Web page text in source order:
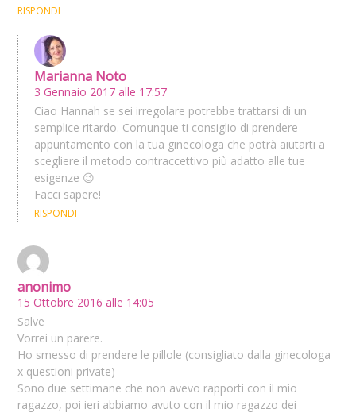
RISPONDI
Marianna Noto
3 Gennaio 2017 alle 17:57
Ciao Hannah se sei irregolare potrebbe trattarsi di un
semplice ritardo. Comunque ti consiglio di prendere
appuntamento con la tua ginecologa che potrà aiutarti a
scegliere il metodo contraccettivo più adatto alle tue
esigenze 😉
Facci sapere!
RISPONDI
anonimo
15 Ottobre 2016 alle 14:05
Salve
Vorrei un parere.
Ho smesso di prendere le pillole (consigliato dalla ginecologa
x questioni private)
Sono due settimane che non avevo rapporti con il mio
ragazzo, poi ieri abbiamo avuto con il mio ragazzo dei